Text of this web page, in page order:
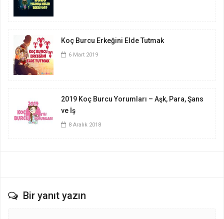
Koç Burcu Erkeğini Elde Tutmak
6 Mart 2019
2019 Koç Burcu Yorumları – Aşk, Para, Şans
ve İş
8 Aralık 2018
Bir yanıt yazın